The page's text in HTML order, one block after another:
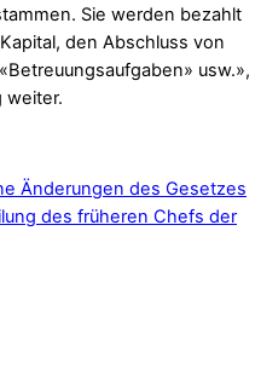
Sie werden bezahlt
den Abschluss von
usw.»,
weiter.
Änderungen des Gesetzes
des früheren Chefs der